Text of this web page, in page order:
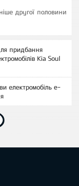
другої половини
придбання
Kia Soul
електромобіль e-